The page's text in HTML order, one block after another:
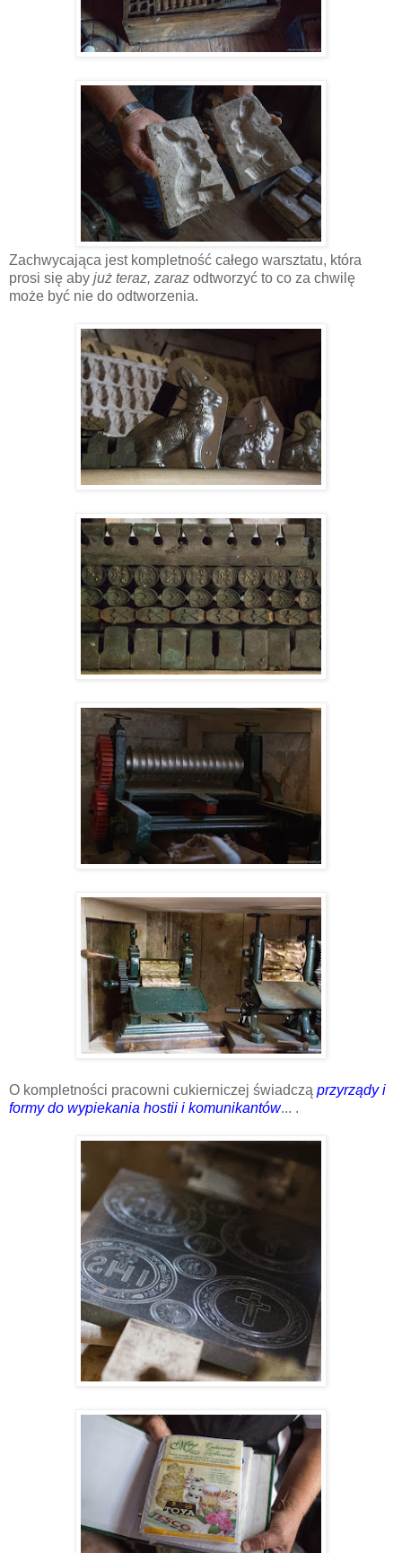
Zachwycająca jest kompletność całego warsztatu, która
prosi się aby już teraz, zaraz odtworzyć to co za chwilę
może być nie do odtworzenia.
O kompletności pracowni cukierniczej świadczą przyrządy i
formy do wypiekania hostii i komunikantów... .